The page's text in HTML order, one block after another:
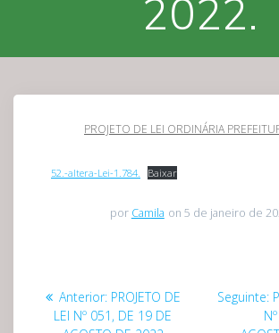
2022.
PROJETO DE LEI ORDINÁRIA
52.-altera-Lei-1.784. Baixar
por Camila on 5 de janeiro de
Navegação
Anterior: Post
anterior:
PROJETO DE
LEI Nº 051, DE 19 DE
Seguinte: